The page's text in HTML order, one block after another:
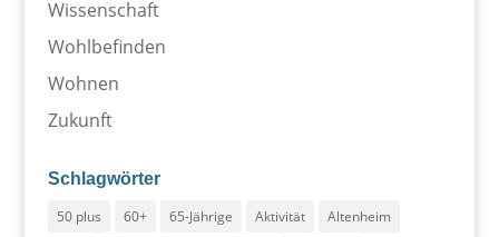
Wissenschaft
Wohlbefinden
Wohnen
Zukunft
Schlagwörter
50 plus
60+ 65-Jährige Aktivität
Altenheim